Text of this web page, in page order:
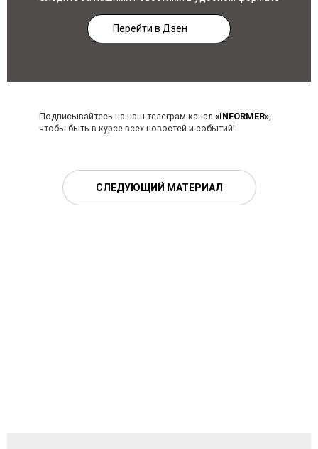
Перейти в Дзен
Подписывайтесь на наш телеграм-канал «INFORMER»,
чтобы быть в курсе всех новостей и событий!
СЛЕДУЮЩИЙ МАТЕРИАЛ